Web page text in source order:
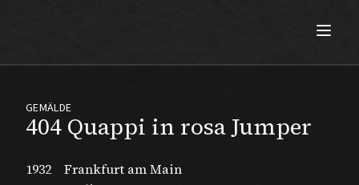
404 Quappi in rosa Jumper
GEMÄLDE
1932
Frankfurt am Main